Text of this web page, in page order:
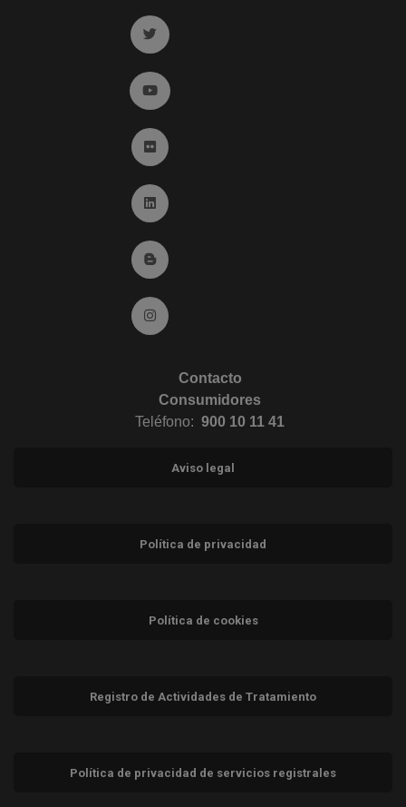
Ir a twitter (abre en ventana nueva)
Ir a YouTube (abre en ventana nueva)
Ir a Flickr (abre en ventana nueva)
Ir a Linkedin (abre en ventana nueva)
Ir al Blog (abre en ventana nueva)
Ir a Instagram (abre en ventana nueva)
Contacto
Consumidores
Teléfono: 900 10 11 41
Aviso legal
Política de privacidad
Política de cookies
Registro de Actividades de Tratamiento
Política de privacidad de servicios registrales